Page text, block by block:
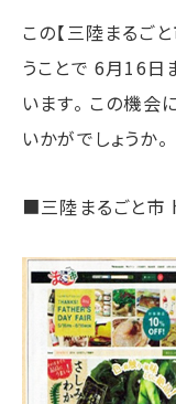
この【三陸まるご
うことで 6月16日
います。 この機会
いかがでしょうか。
■三陸まるごと